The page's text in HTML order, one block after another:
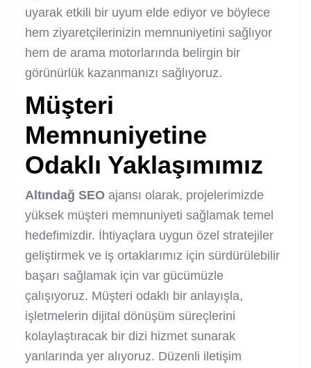
uyarak etkili bir uyum elde ediyor ve böylece
hem ziyaretçilerinizin memnuniyetini sağlıyor
hem de arama motorlarında belirgin bir
görünürlük kazanmanızı sağlıyoruz.
Müşteri
Memnuniyetine
Odaklı Yaklaşımımız
Altındağ SEO ajansı olarak, projelerimizde
yüksek müşteri memnuniyeti sağlamak temel
hedefimizdir. İhtiyaçlara uygun özel stratejiler
geliştirmek ve iş ortaklarımız için sürdürülebilir
başarı sağlamak için var gücümüzle
çalışıyoruz. Müşteri odaklı bir anlayışla,
işletmelerin dijital dönüşüm süreçlerini
kolaylaştıracak bir dizi hizmet sunarak
yanlarında yer alıyoruz. Düzenli iletişim